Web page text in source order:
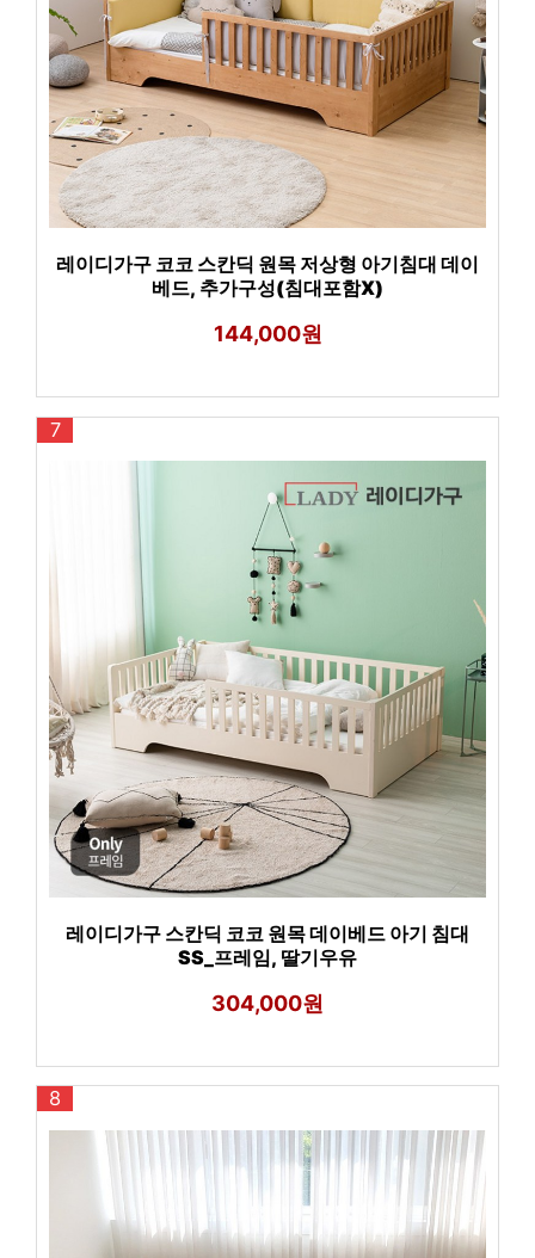
레이디가구 코코 스칸딕 원목 저상형 아기침대 데이
베드, 추가구성(침대포함X)
144,000원
7
레이디가구 스칸딕 코코 원목 데이베드 아기 침대
SS_프레임, 딸기우유
304,000원
8